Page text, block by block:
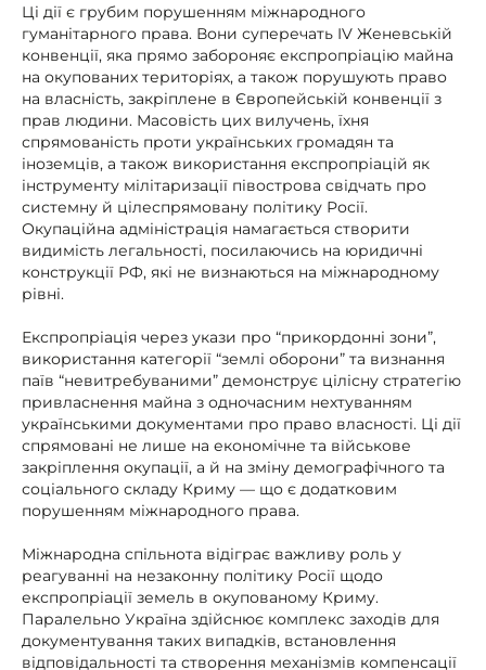
Ці дії є грубим порушенням міжнародного
гуманітарного права. Вони суперечать IV Женевській
конвенції, яка прямо забороняє експропріацію майна
на окупованих територіях, а також порушують право
на власність, закріплене в Європейській конвенції з
прав людини. Масовість цих вилучень, їхня
спрямованість проти українських громадян та
іноземців, а також використання експропріацій як
інструменту мілітаризації півострова свідчать про
системну й цілеспрямовану політику Росії.
Окупаційна адміністрація намагається створити
видимість легальності, посилаючись на юридичні
конструкції РФ, які не визнаються на міжнародному
рівні.
Експропріація через укази про “прикордонні зони”,
використання категорії “землі оборони” та визнання
паїв “невитребуваними” демонструє цілісну стратегію
привласнення майна з одночасним нехтуванням
українськими документами про право власності. Ці дії
спрямовані не лише на економічне та військове
закріплення окупації, а й на зміну демографічного та
соціального складу Криму — що є додатковим
порушенням міжнародного права.
Міжнародна спільнота відіграє важливу роль у
реагуванні на незаконну політику Росії щодо
експропріації земель в окупованому Криму.
Паралельно Україна здійснює комплекс заходів для
документування таких випадків, встановлення
відповідальності та створення механізмів компенсації